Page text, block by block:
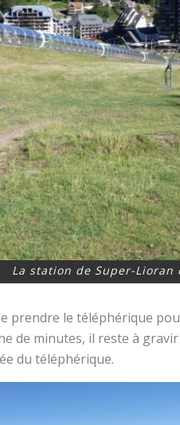
La station de Super-
prendre le téléphérique
de minutes, il reste à
du téléphérique.